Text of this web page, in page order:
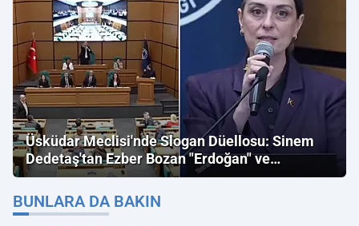
Üsküdar Meclisi'nde Slogan Düellosu: Sinem
Dedetaş'tan Ezber Bozan "Erdoğan" ve
"İmamoğlu" Çıkışı!
BUNLARA DA BAKIN